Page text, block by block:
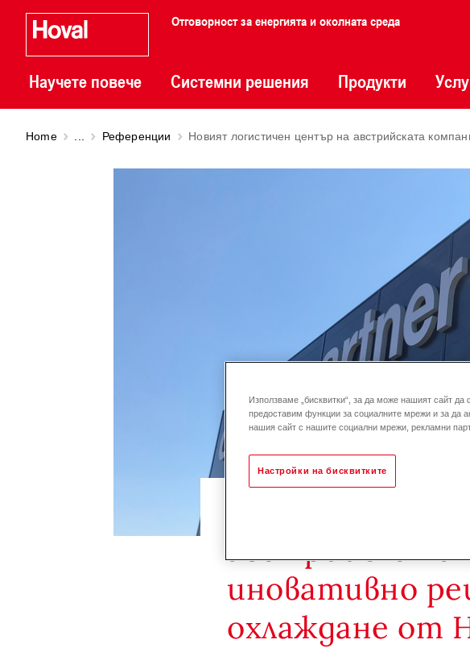
Отговорност за енергията и околната среда
Научете повече Системни решения Продукти
Home Референции Новият логистичен център на австрийската
Новият
австрийската
иновативно
охлаждане от
Използваме „бисквитки“, за да може нашият сайт
предоставим функции за социалните мрежи и за
нашия сайт с нашите социални мрежи, рекламни
Настройки на бисквитките